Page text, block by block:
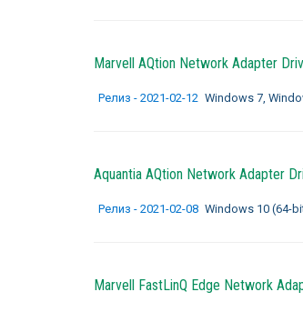
Marvell AQtion Network Adapter
Релиз - 2021-02-12 Windows 7,
Aquantia AQtion Network Adapter
Релиз - 2021-02-08 Windows 10 (64-
Marvell FastLinQ Edge Network